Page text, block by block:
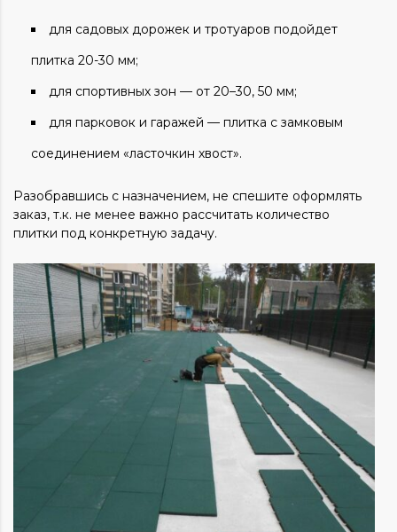
для садовых дорожек и тротуаров подойдет
плитка 20-30 мм;
для спортивных зон — от 20–30, 50 мм;
для парковок и гаражей — плитка с замковым
соединением «ласточкин хвост».
Разобравшись с назначением, не спешите оформлять
заказ, т.к. не менее важно рассчитать количество
плитки под конкретную задачу.